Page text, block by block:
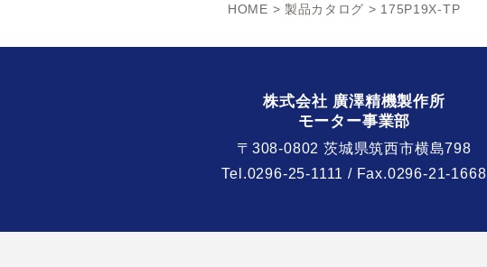
HOME > 製品カタログ > 175P19X-TP
株式会社 廣澤精機製作所
モーター事業部
〒308-0802 茨城県筑西市横島798
Tel.0296-25-1111 / Fax.0296-21-1668